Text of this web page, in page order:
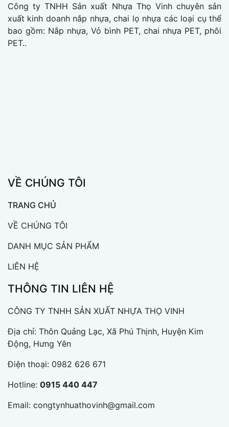
Công ty TNHH Sản xuất Nhựa Thọ Vinh chuyên sản
xuất kinh doanh nắp nhựa, chai lọ nhựa các loại cụ thể
bao gồm: Nắp nhựa, Vỏ bình PET, chai nhựa PET, phôi
PET..
VỀ CHÚNG TÔI
TRANG CHỦ
VỀ CHÚNG TÔI
DANH MỤC SẢN PHẨM
LIÊN HỆ
THÔNG TIN LIÊN HỆ
CÔNG TY TNHH SẢN XUẤT NHỰA THỌ VINH
Địa chỉ: Thôn Quảng Lạc, Xã Phú Thịnh, Huyện Kim
Động, Hưng Yên
Điện thoại: 0982 626 671
Hotline: 0915 440 447
Email: congtynhuathovinh@gmail.com